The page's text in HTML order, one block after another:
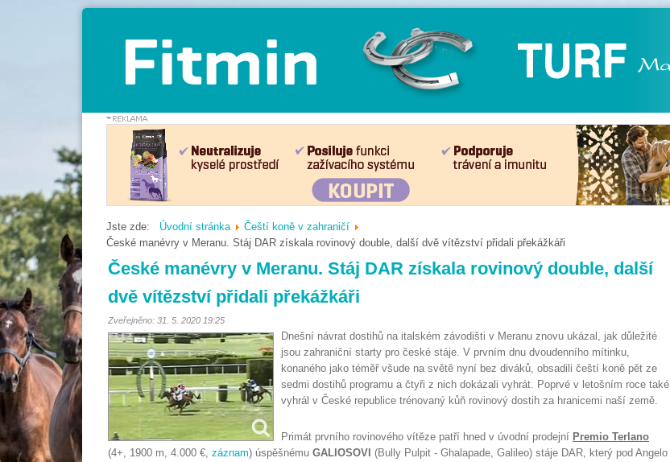
Jste zde: Úvodní stránka
Čeští koně v zahraničí
České manévry v Meranu. Stáj DAR získala rovinový double, další dvě vítězství přidali překážkáři
České manévry v Meranu. Stáj DAR získala rovinový double, další
dvě vítězství přidali překážkáři
Zveřejněno: 31. 5. 2020 19:25
Dnešní návrat dostihů na italském závodišti v Meranu znovu ukázal, jak důležité
jsou zahraniční starty pro české stáje. V prvním dnu dvoudenního mítinku,
konaného jako téměř všude na světě nyní bez diváků, obsadili čeští koně pět ze
sedmi dostihů programu a čtyři z nich dokázali vyhrát. Poprvé v letošním roce také
vyhrál v České republice trénovaný kůň rovinový dostih za hranicemi naší země.
Primát prvního rovinového vítěze patří hned v úvodní prodejní Premio Terlano
(4+, 1900 m, 4.000 €, záznam) úspěšnému GALIOSOVI (Bully Pulpit - Ghalapade, Galileo) stáje DAR, který pod Angelo